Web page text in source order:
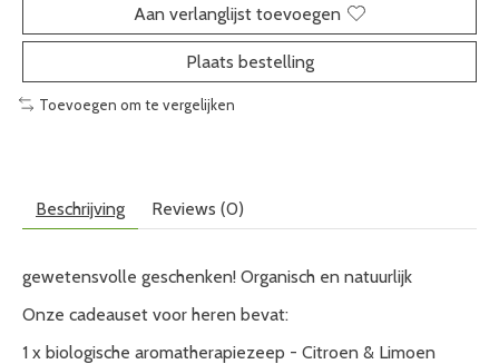
Aan verlanglijst toevoegen
Plaats bestelling
Toevoegen om te vergelijken
Beschrijving Reviews (0)
gewetensvolle geschenken! Organisch en natuurlijk
Onze cadeauset voor heren bevat:
1 x biologische aromatherapiezeep - Citroen & Limoen